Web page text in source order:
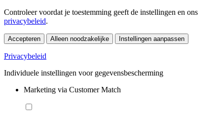
Controleer voordat je toestemming geeft de instellingen en ons
privacybeleid.
Accepteren Alleen noodzakelijke Instellingen aanpassen
Privacybeleid
Individuele instellingen voor gegevensbescherming
Marketing via Customer Match